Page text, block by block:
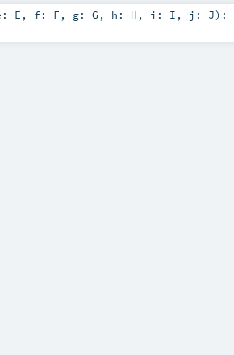
E , f: F , g: G , h: H , i: I , j: J) :